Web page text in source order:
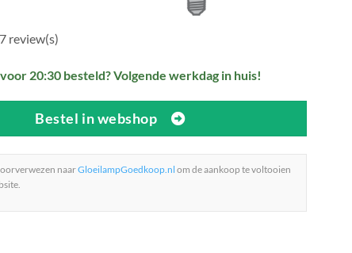
review(s)
20:30 besteld? Volgende werkdag in huis!
Bestel in webshop
naarGloeilampGoedkoop.nl om de aankoop te voltooien